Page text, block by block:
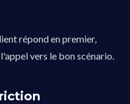
répond en premier,
vers le bon scénario.